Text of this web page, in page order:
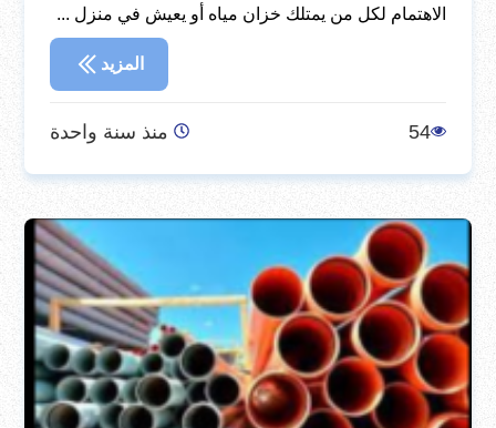
الاهتمام لكل من يمتلك خزان مياه أو يعيش في منزل ...
المزيد
54 منذ سنة واحدة